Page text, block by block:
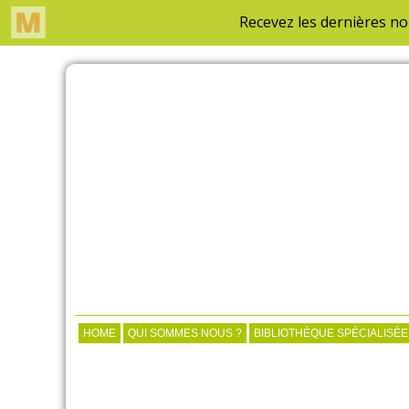
HOME QUI SOMMES NOUS ? BIBLIOTHÈQUE SPÉCIALISÉE